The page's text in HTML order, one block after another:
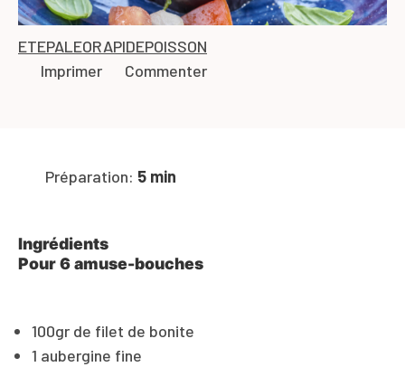
ETEPALEORAPIDEPOISSON
Imprimer
Commenter
Préparation: 5 min
Ingrédients
Pour 6 amuse-bouches
100gr de filet de bonite
1 aubergine fine